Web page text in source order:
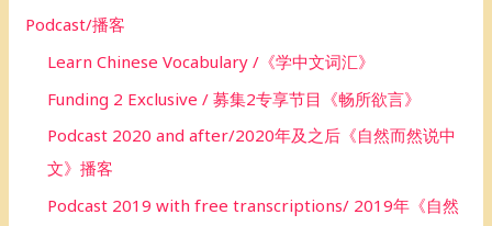
Podcast/播客
Learn Chinese Vocabulary /《学中文词汇》
Funding 2 Exclusive / 募集2专享节目《畅所欲言》
Podcast 2020 and after/2020年及之后《自然而然说中
文》播客
Podcast 2019 with free transcriptions/ 2019年《自然